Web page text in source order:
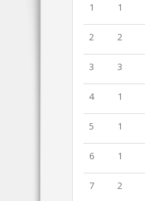
1
1
2 2
3 3
4 1
5 1
6 1
7 2